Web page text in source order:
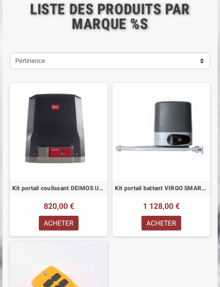
LISTE DES PRODUITS PAR
MARQUE %S
Pertinence
Kit portail coulissant DEIMOS ULTRA BT A400
820,00 €
ACHETER
Kit portail battant VIRGO SMART BT A BFT
1 128,00 €
ACHETER